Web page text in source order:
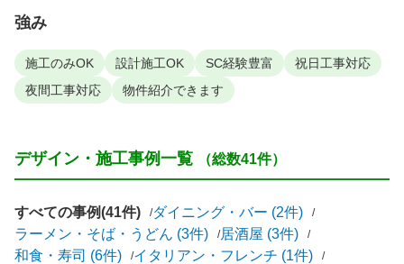
強み
施工のみOK 設計施工OK SC経験豊富
祝日工事対応
夜間工事対応
物件紹介できます
デザイン・施工事例一覧 （総数41件）
すべての事例(41件)
ダイニング・バー (2件)
ラーメン・そば・うどん (3件)
居酒屋 (3件)
和食・寿司 (6件)
イタリアン・フレンチ (1件)